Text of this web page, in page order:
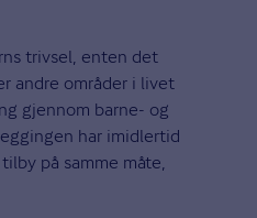
trivsel, enten det
andre områder i livet
gjennom barne- og
har imidlertid
på samme måte,